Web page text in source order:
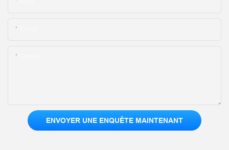
ENVOYER UNE ENQUÊTE MAINTENANT